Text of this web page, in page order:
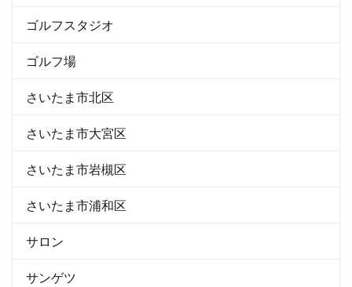
ゴルフスタジオ
ゴルフ場
さいたま市北区
さいたま市大宮区
さいたま市岩槻区
さいたま市浦和区
サロン
サンゲツ